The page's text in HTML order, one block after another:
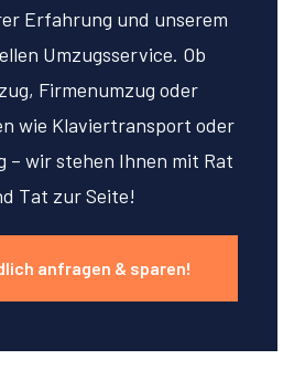
Erfahrung und unserem
Umzugsservice. Ob
Firmenumzug oder
wie Klaviertransport oder
– wir stehen Ihnen mit Rat
Tat zur Seite!
anfragen & sparen!